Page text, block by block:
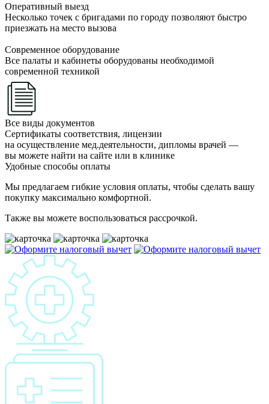
Оперативный выезд
Несколько точек с бригадами по городу позволяют быстро
приезжать на место вызова
Современное оборудование
Все палаты и кабинеты оборудованы необходимой
современной техникой
Все виды документов
Сертификаты соответствия, лицензии
на осуществление мед.деятельности, дипломы врачей —
вы можете найти на сайте или в клинике
Удобные способы оплаты
Мы предлагаем гибкие условия оплаты, чтобы сделать вашу
покупку максимально комфортной.
Также вы можете воспользоваться рассрочкой.